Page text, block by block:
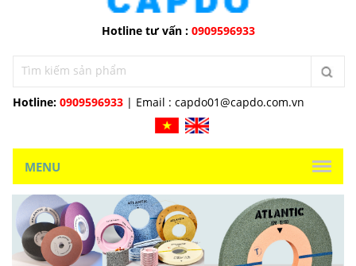
Hotline tư vấn : 0909596933
Hotline: 0909596933 | Email : capdo01@capdo.com.vn
MENU